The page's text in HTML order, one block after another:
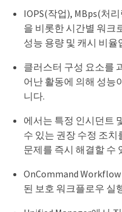
IOPS(작업), MBps(처
을 비롯한 시간별 워크
성능 용량 및 캐시 비율
클러스터 구성 요소를
어난 활동에 의해 성능
니다.
에서는 특정 인시던트
수 있는 권장 수정 조
문제를 즉시 해결할 수
OnCommand
된 보호 워크플로우 실